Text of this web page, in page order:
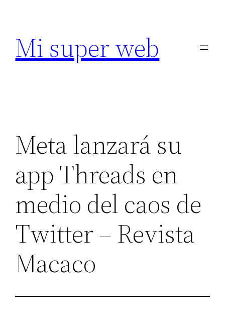
contenido
Mi super web
Meta lanzará su
app Threads en
medio del caos de
Twitter – Revista
Macaco